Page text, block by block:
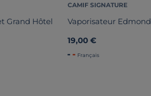
Grand Hôtel
CAMIF SIGNATURE
Vaporisateur Edmond
19,00 €
Français